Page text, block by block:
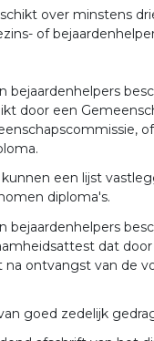
over minstens
of
bejaardenhelpers
door een
een lijst
diploma's.
bejaardenhelpers
dat
ontvangst van de
goed zedelijk